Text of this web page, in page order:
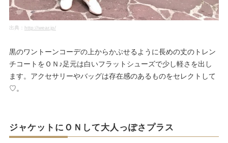
出典： http://wear.jp/
黒のワントーンコーデの上からかぶせるように長めの丈のトレン
チコートをＯＮ♪足元は白いフラットシューズで少し軽さを出し
ます。アクセサリーやバッグは存在感のあるものをセレクトして
♡。
ジャケットにＯＮして大人っぽさプラス